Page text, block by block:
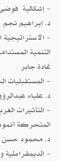
- إشكالية فوضى
د.
-
التنمية
- المستقبليات
د. علياء
- التأثيرات
المتحركة
د. محمود
- الديمقراطية